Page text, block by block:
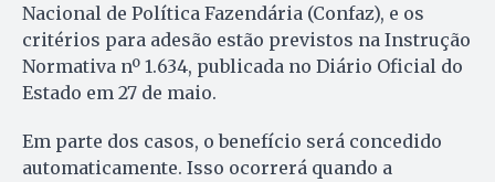
Nacional de Política Fazendária (Confaz), e os
critérios para adesão estão previstos na Instrução
Normativa nº 1.634, publicada no Diário Oficial do
Estado em 27 de maio.
Em parte dos casos, o benefício será concedido
automaticamente. Isso ocorrerá quando a